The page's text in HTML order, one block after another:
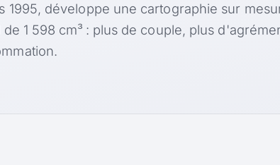
1995, développe une cartographie sur
de 1 598 cm³ : plus de couple, plus